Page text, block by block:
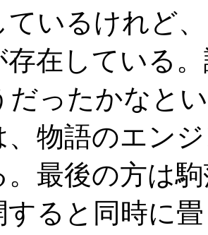
ているけれど
存在している
だったかなと
、物語のエン
。最後の方は
すると同時に